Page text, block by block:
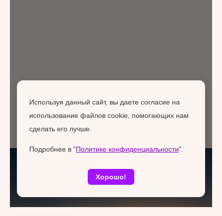
Используя данный сайт, вы даете согласие на
использование файлов cookie, помогающих нам
сделать его лучше.
Подробнее в "Политике конфиденциальности".
Хорошо!